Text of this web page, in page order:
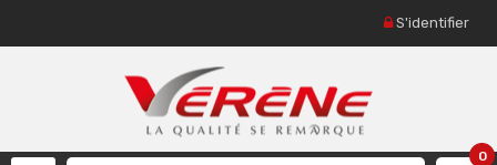
S'identifier
0